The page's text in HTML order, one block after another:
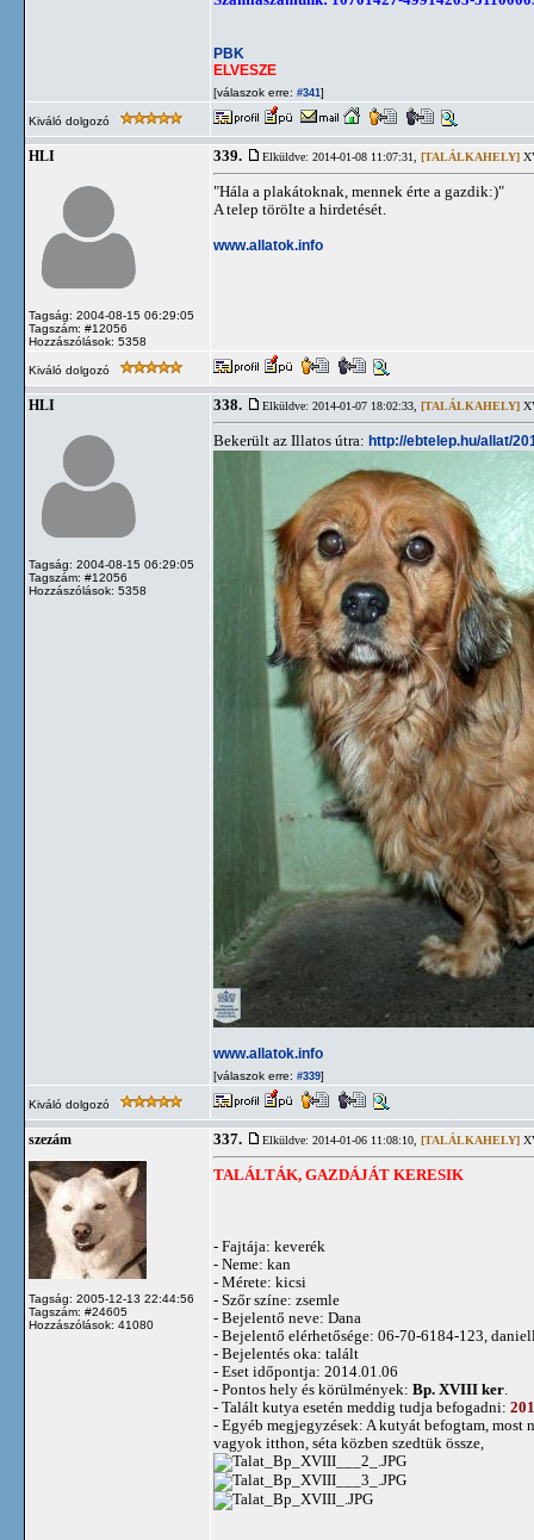
PBK
ELVESZE
[válaszok erre: #341]
Kiváló dolgozó
HLI
Tagság: 2004-08-15 06:29:05
Tagszám: #12056
Hozzászólások: 5358
339. Elküldve: 2014-01-08 11:07:31, [TALÁLKAHELY]
"Hála a plakátoknak, mennek érte a gazdik:)"
A telep törölte a hirdetését.
www.allatok.info
Kiváló dolgozó
HLI
Tagság: 2004-08-15 06:29:05
Tagszám: #12056
Hozzászólások: 5358
338. Elküldve: 2014-01-07 18:02:33, [TALÁLKAHELY]
Bekerült az Illatos útra: http://ebtelep.hu/allat/
www.allatok.info
[válaszok erre: #339]
Kiváló dolgozó
szezám
Tagság: 2005-12-13 22:44:56
Tagszám: #24605
Hozzászólások: 41080
337. Elküldve: 2014-01-06 11:08:10, [TALÁLKAHELY]
TALÁLTÁK, GAZDÁJÁT KERESIK
- Fajtája: keverék
- Neme: kan
- Mérete: kicsi
- Szőr színe: zsemle
- Bejelentő neve: Dana
- Bejelentő elérhetősége: 06-70-6184-123,
- Bejelentés oka: talált
- Eset időpontja: 2014.01.06
- Pontos hely és körülmények: Bp. XVIII ker
- Talált kutya esetén meddig tudja befogadni:
- Egyéb megjegyzések: A kutyát befogtam, most
vagyok itthon, séta közben szedtük össze,